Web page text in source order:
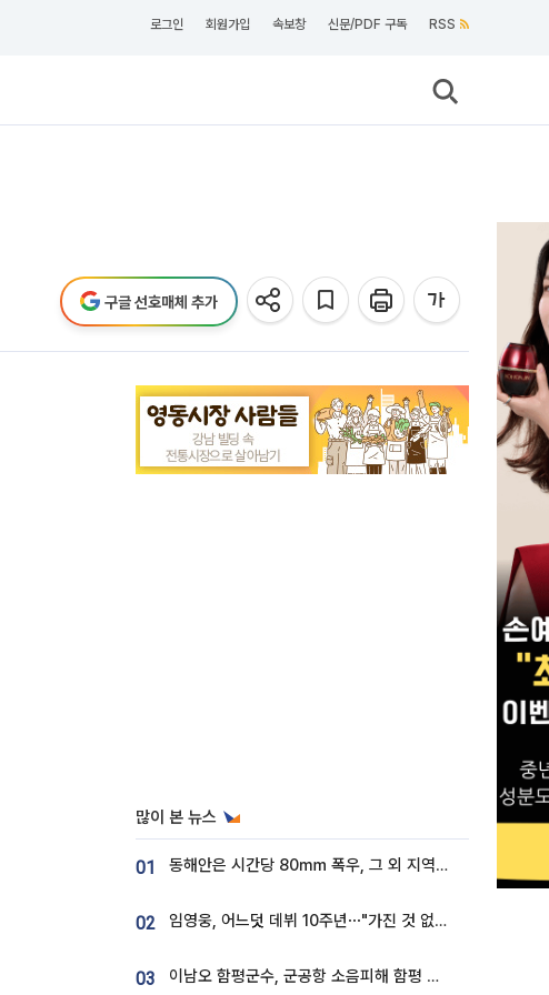
로그인 회원가입 속보창 신문/PDF 구독 RSS
구글 선호매체 추가
많이 본 뉴스
01 동해안은 시간당 80㎜ 폭우, 그 외 지역은 폭염…‘극과 극 날씨’
02 임영웅, 어느덧 데뷔 10주년⋯"가진 것 없던 시절, 내 앞엔 20명의 팬뿐"
03 이남오 함평군수, 군공항 소음피해 함평 보상 요구